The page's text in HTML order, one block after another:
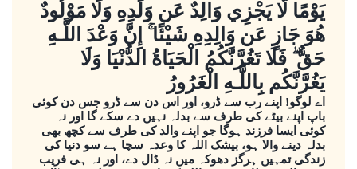
يَوْمًا لَّا يَجْزِي وَالِدٌ عَن وَلَدِهِ وَلَا مَوْلُودٌ
هُوَ جَازٍ عَن وَالِدِهِ شَيْئًا ۚ إِنَّ وَعْدَ اللَّـهِ
حَقٌّ ۖ فَلَا تَغُرَّنَّكُمُ الْحَيَاةُ الدُّنْيَا وَلَا
يَغُرَّنَّكُم بِاللَّـهِ الْغَرُورُ
اے لوگو! اپنے رب سے ڈرو، اور اس دن سے ڈرو جس دن کوئی
باپ اپنے بیٹے کی طرف سے بدلہ نہیں دے سکے گا اور نہ
کوئی ایسا فرزند ہوگا جو اپنے والد کی طرف سے کچھ بھی
بدلہ دینے والا ہو، بیشک اللہ کا وعدہ سچا ہے سو دنیا کی
زندگی تمہیں ہرگز دھوکہ میں نہ ڈال دے، اور نہ ہی فریب